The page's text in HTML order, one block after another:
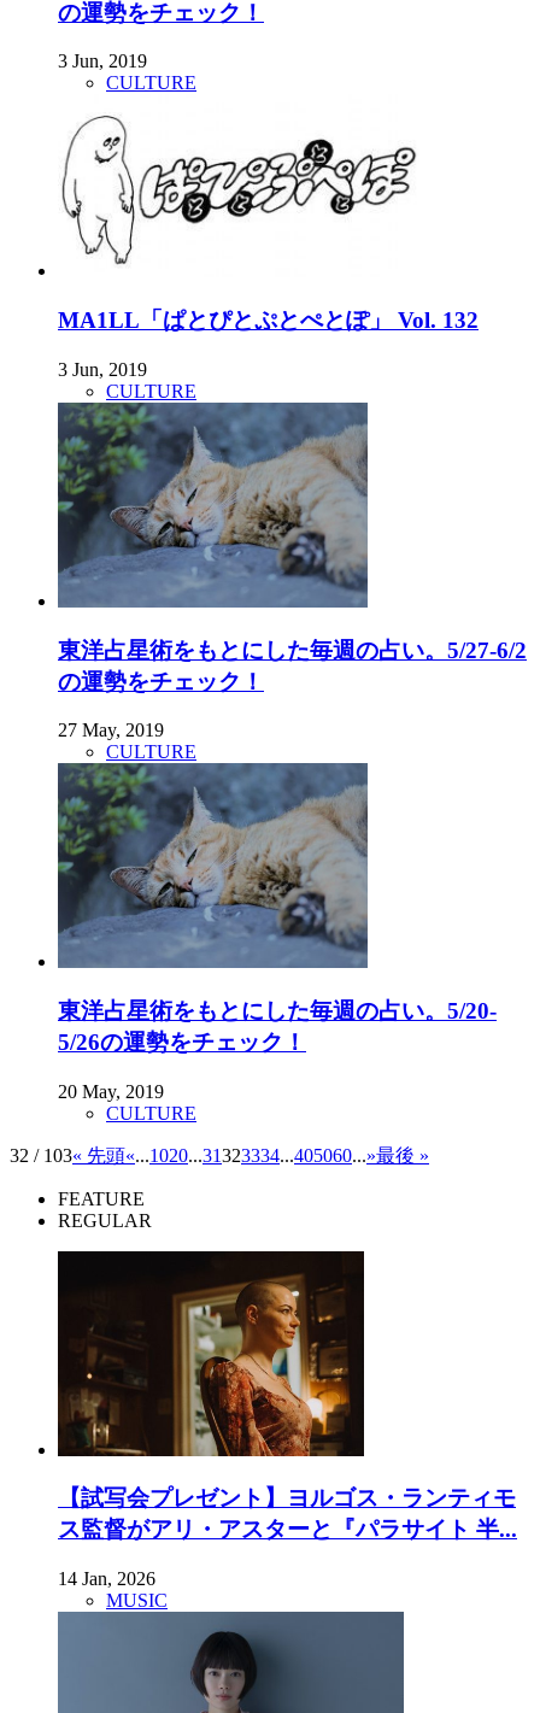
の運勢をチェック！
3 Jun, 2019
CULTURE
MA1LL「ぱとぴとぷとぺとぽ」 Vol. 132
3 Jun, 2019
CULTURE
東洋占星術をもとにした毎週の占い。5/27-6/2
の運勢をチェック！
27 May, 2019
CULTURE
東洋占星術をもとにした毎週の占い。5/20-
5/26の運勢をチェック！
20 May, 2019
CULTURE
32 / 103« 先頭«...1020...31323334...405060...»最後 »
FEATURE
REGULAR
【試写会プレゼント】ヨルゴス・ランティモ
ス監督がアリ・アスターと『パラサイト 半...
14 Jan, 2026
MUSIC